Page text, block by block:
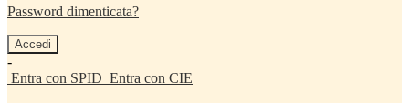
Password dimenticata?
-
Entra con SPID Entra con CIE